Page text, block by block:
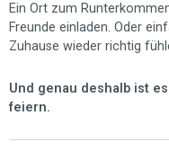
Ein Ort zum
Freunde einladen. Oder
Zuhause wieder richtig
Und genau deshalb ist
feiern.